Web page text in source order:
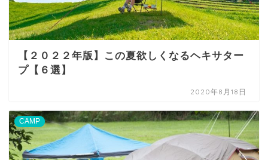
【２０２２年版】この夏欲しくなるヘキサター
プ【６選】
2020年8月18日
CAMP